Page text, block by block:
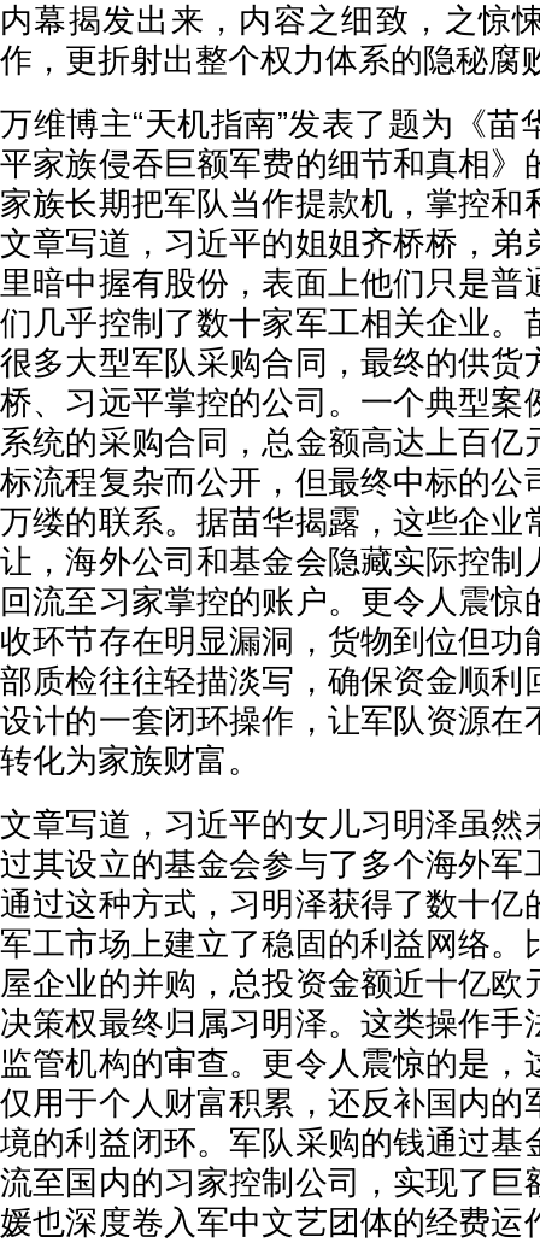
内幕揭发出来，内容之细致，之惊
作，更折射出整个权力体系的隐秘腐
万维博主“天机指南”发表了题为《苗
平家族侵吞巨额军费的细节和真相》
家族长期把军队当作提款机，掌控和
文章写道，习近平的姐姐齐桥桥，弟
里暗中握有股份，表面上他们只是普
们几乎控制了数十家军工相关企业。
很多大型军队采购合同，最终的供货
桥、习远平掌控的公司。一个典型案
系统的采购合同，总金额高达上百亿
标流程复杂而公开，但最终中标的公
万缕的联系。据苗华揭露，这些企业
让，海外公司和基金会隐藏实际控制
回流至习家掌控的账户。更令人震惊
收环节存在明显漏洞，货物到位但功
部质检往往轻描淡写，确保资金顺利
设计的一套闭环操作，让军队资源在
转化为家族财富。
文章写道，习近平的女儿习明泽虽然
过其设立的基金会参与了多个海外军
通过这种方式，习明泽获得了数十亿
军工市场上建立了稳固的利益网络。
屋企业的并购，总投资金额近十亿欧
决策权最终归属习明泽。这类操作手
监管机构的审查。更令人震惊的是，
仅用于个人财富积累，还反补国内的
境的利益闭环。军队采购的钱通过基
流至国内的习家控制公司，实现了巨
媛也深度卷入军中文艺团体的经费运